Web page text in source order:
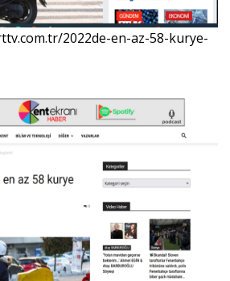
2022de-en-az-58-kurye-